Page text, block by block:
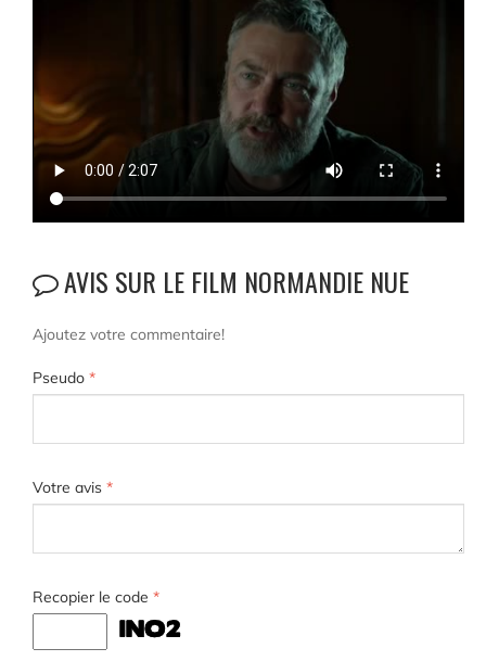
AVIS SUR LE FILM NORMANDIE NUE
Ajoutez votre commentaire!
Pseudo *
Votre avis *
Recopier le code *